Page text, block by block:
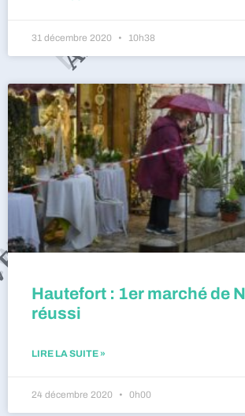
31 décembre 2020 10h38
Hautefort : 1er marché de
réussi
LIRE LA SUITE »
24 décembre 2020 0h00